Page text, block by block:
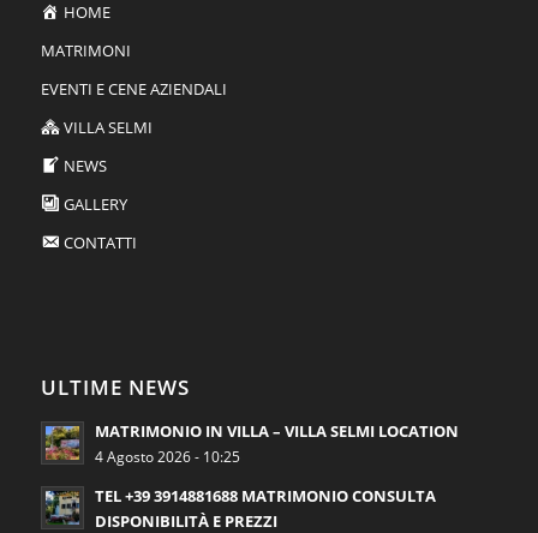
HOME
MATRIMONI
EVENTI E CENE AZIENDALI
VILLA SELMI
NEWS
GALLERY
CONTATTI
ULTIME NEWS
MATRIMONIO IN VILLA – VILLA SELMI LOCATION
4 Agosto 2026 - 10:25
TEL +39 3914881688 MATRIMONIO CONSULTA
DISPONIBILITÀ E PREZZI